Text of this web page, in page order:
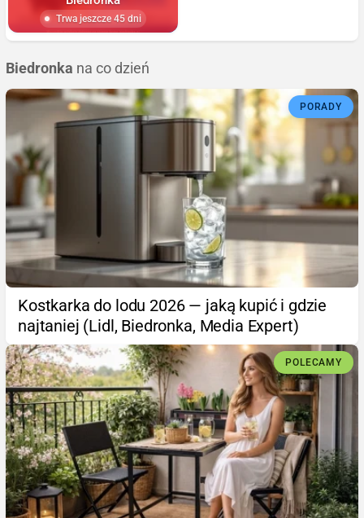
Trwa jeszcze 45 dni
Biedronka na co dzień
PORADY
Kostkarka do lodu 2026 — jaką kupić i gdzie
najtaniej (Lidl, Biedronka, Media Expert)
POLECAMY